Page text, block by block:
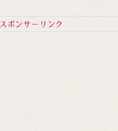
ポンサーリンク